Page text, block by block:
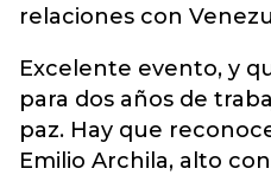
relaciones con
Excelente evento, y
para dos años de
paz. Hay que
Emilio Archila, alto